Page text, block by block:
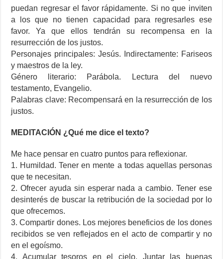
puedan regresar el favor rápidamente. Si no que inviten
a los que no tienen capacidad para regresarles ese
favor. Ya que ellos tendrán su recompensa en la
resurrección de los justos.
Personajes principales: Jesús. Indirectamente: Fariseos
y maestros de la ley.
Género literario: Parábola. Lectura del nuevo
testamento, Evangelio.
Palabras clave: Recompensará en la resurrección de los
justos.
MEDITACIÓN ¿Qué me dice el texto?
Me hace pensar en cuatro puntos para reflexionar.
1. Humildad. Tener en mente a todas aquellas personas
que te necesitan.
2. Ofrecer ayuda sin esperar nada a cambio. Tener ese
desinterés de buscar la retribución de la sociedad por lo
que ofrecemos.
3. Compartir dones. Los mejores beneficios de los dones
recibidos se ven reflejados en el acto de compartir y no
en el egoísmo.
4. Acumular tesoros en el cielo. Juntar las buenas